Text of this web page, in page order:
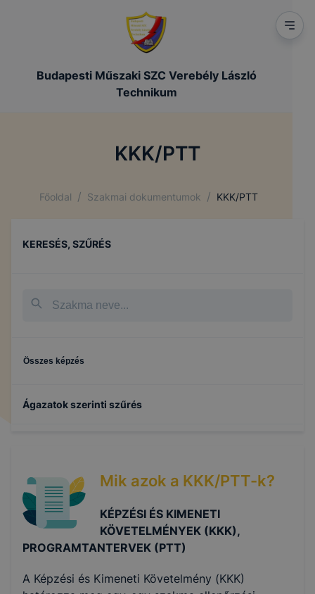
Budapesti Műszaki SZC Verebély László
Technikum
KKK/PTT
Főoldal / Szakmai dokumentumok / KKK/PTT
KERESÉS, SZŰRÉS
Összes képzés
Ágazatok szerinti szűrés
Informatika és távközlésMik azok a KKK/PTT-k?
KÉPZÉSI ÉS KIMENETI
KÖVETELMÉNYEK (KKK),
PROGRAMTANTERVEK (PTT)
A Képzési és Kimeneti Követelmény (KKK)